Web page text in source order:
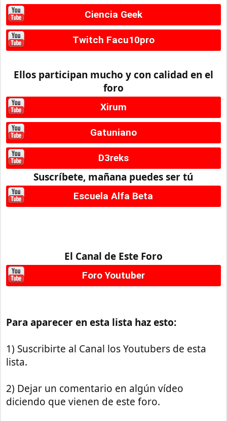
Ciencia Geek
Twitch Facu10pro
Ellos participan mucho y con calidad en el
foro
Xirum
Gatuniano
D3reks
Suscríbete, mañana puedes ser tú
Escuela Alfa Beta
El Canal de Este Foro
Foro Youtuber
Para aparecer en esta lista haz esto:
1) Suscribirte al Canal los Youtubers de esta
lista.
2) Dejar un comentario en algún vídeo
diciendo que vienen de este foro.